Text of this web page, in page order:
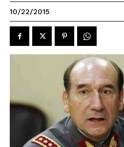
10/22/2015